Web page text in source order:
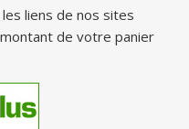
liens de nos sites
de votre panier